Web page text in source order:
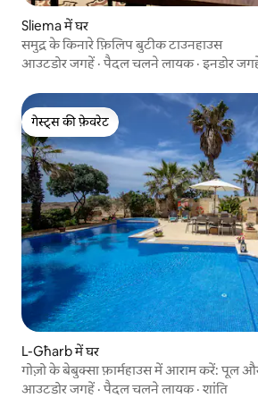
Sliema में घर
समुद्र के किनारे फ़िलिप बुटीक टाउनहाउस
आउटडोर जगहें ·पैदल चलने लायक·इनडोर
गेस्ट्स की फ़ेवरेट
गेस्ट्स की फ़ेवरेट
L-Għarb में घर
गोज़ो के बेबुक्सा फ़ार्महाउस में आराम करें: पूल
आउटडोर जगहें ·पैदल चलने लायक·शांति